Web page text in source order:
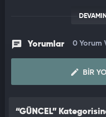
Yorumlar 0 Yorum
BIR
“GÜNCEL”